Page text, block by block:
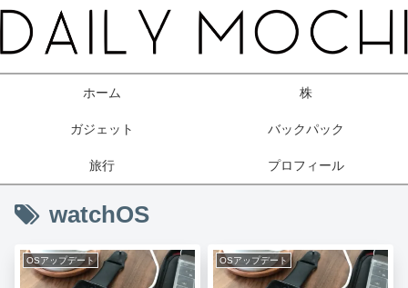
ホーム 株
ガジェット バックパック
旅行 プロフィール
watchOS
OSアップデート OSアップデート